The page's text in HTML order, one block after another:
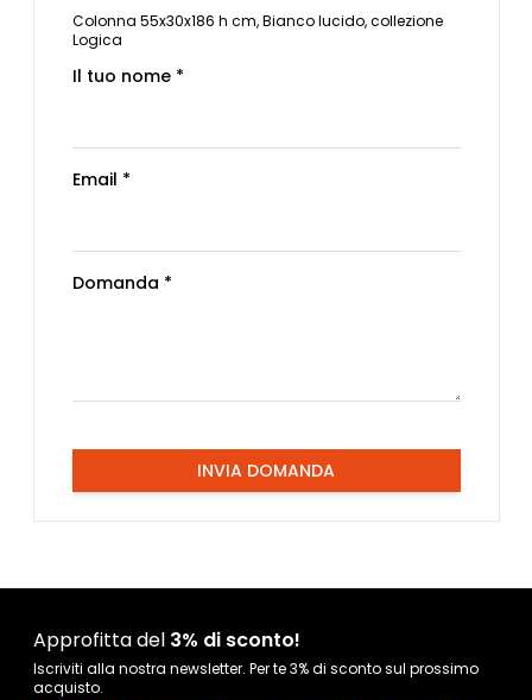
Colonna 55x30x186 h cm, Bianco lucido, collezione
Logica
Il tuo nome *
Email *
Domanda *
INVIA DOMANDA
Approfitta del 3% di sconto!
Iscriviti alla nostra newsletter. Per te 3% di sconto sul prossimo
acquisto.